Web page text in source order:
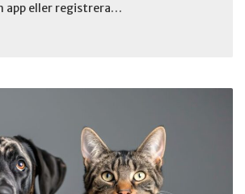
app eller registrera…